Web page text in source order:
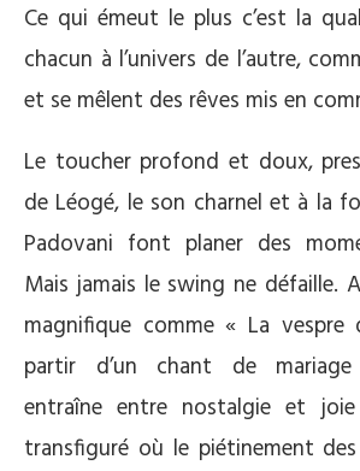
Ce qui émeut le plus c’est la
chacun à l’univers de l’autre,
et se mêlent des rêves mis en
Le toucher profond et doux,
de Léogé, le son charnel et à la
Padovani font planer des
Mais jamais le swing ne défaille.
magnifique comme « La
partir d’un chant de
entraîne entre nostalgie et
transfiguré où le piétinement